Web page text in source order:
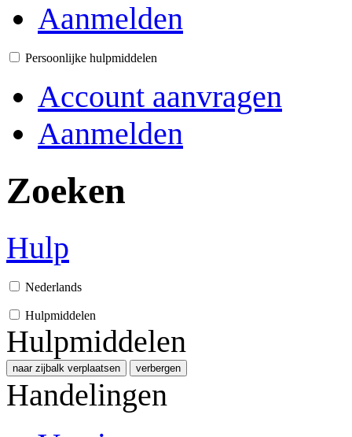
Aanmelden
Persoonlijke hulpmiddelen
Account aanvragen
Aanmelden
Zoeken
Hulp
Nederlands
Hulpmiddelen
Hulpmiddelen
naar zijbalk verplaatsen verbergen
Handelingen